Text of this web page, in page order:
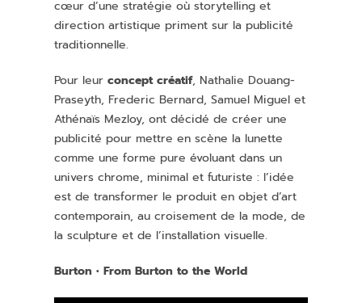
cœur d’une stratégie où storytelling et
direction artistique priment sur la publicité
traditionnelle.
Pour leurconcept créatif, Nathalie Douang-
Praseyth, Frederic Bernard, Samuel Miguel et
Athénaïs Mezloy, ont décidé de créer une
publicité pour mettre en scène la lunette
comme une forme pure évoluant dans un
univers chrome, minimal et futuriste : l’idée
est de transformer le produit en objet d’art
contemporain, au croisement de la mode, de
la sculpture et de l’installation visuelle.
Burton • From Burton to the World